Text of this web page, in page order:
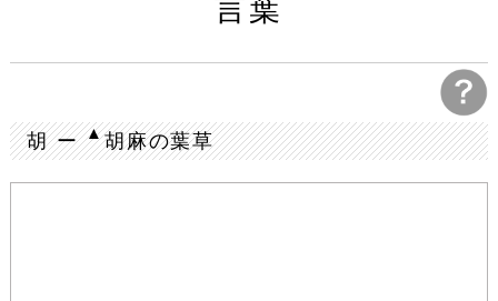
言葉
胡 ー▲胡麻の葉草